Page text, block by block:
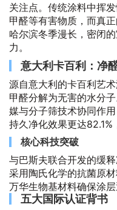
关注点。传统涂料中挥
甲醛等有害物质，而真
哈尔滨冬季漫长，密闭
力。
意大利卡百利：净
源自意大利的卡百利艺
甲醛分解为无害的水分
媒与分子筛技术协同作
持久净化效果更达82.1%
核心科技突破
与巴斯夫联合开发的缓
采用陶氏化学的抗菌原
万华生物基材料确保涂
五大国际认证背书